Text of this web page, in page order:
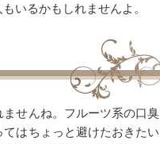
いるかもしれませんよ。
せんね。フルーツ系の口臭
はちょっと避けたおきたい